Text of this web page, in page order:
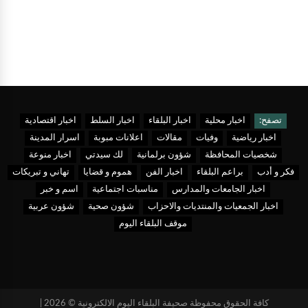
تصفح: اخبار محلية اخبار البلقاء اخبار السلط
اخبار اقتصادية
اخبار رياضية
وفيات مقالات اعلانات مبوبة
اسرار المدينة
شخصيات المحافظة
شؤون برلمانية لك سيدتي
اخبار منوعة
فكر و أدب
براعم البلقاء اخبار الفن هموم و قضايا
تهاني و تبريكات
اخبار الجامعات والمدارس
مناسبات اجتماعية
اسم و خبر
اخبار الجمعيات والمنتديات والاحزاب
شؤون صحية
شؤون عربية
موقف البلقاء اليوم
كافة الحقوق محفوظة صحيفة البلقاء اليوم الالكترونية © 2026 |